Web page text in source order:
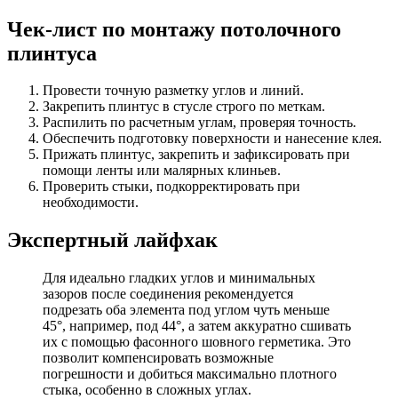
Чек-лист по монтажу потолочного
плинтуса
Провести точную разметку углов и линий.
Закрепить плинтус в стусле строго по меткам.
Распилить по расчетным углам, проверяя точность.
Обеспечить подготовку поверхности и нанесение клея.
Прижать плинтус, закрепить и зафиксировать при
помощи ленты или малярных клиньев.
Проверить стыки, подкорректировать при
необходимости.
Экспертный лайфхак
Для идеально гладких углов и минимальных
зазоров после соединения рекомендуется
подрезать оба элемента под углом чуть меньше
45°, например, под 44°, а затем аккуратно сшивать
их с помощью фасонного шовного герметика. Это
позволит компенсировать возможные
погрешности и добиться максимально плотного
стыка, особенно в сложных углах.